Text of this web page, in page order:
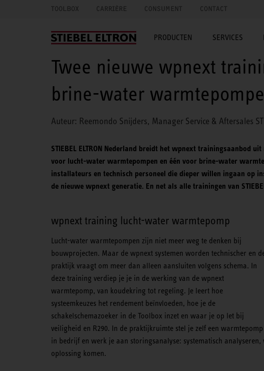
TOOLBOX CARRIÈRE CONSUMENT CONTACT
PRODUCTEN SERVICES
Twee nieuwe wpnext
brine-water
Auteur: Reemondo Snijders, Manager Service & Aftersales
STIEBEL ELTRON Nederland breidt het wpnext trainingsaanbod
voor lucht-water warmtepompen en één voor brine-water
installateurs en technisch personeel die dieper willen ingaan op
de nieuwe wpnext generatie. En net als alle trainingen van
wpnext training lucht-water warmtepomp
Lucht-water warmtepompen zijn niet meer weg te denken bij
bouwprojecten. Maar de wpnext systemen worden technischer en
praktijk vraagt om meer dan alleen aansluiten volgens schema. In
deze training verdiep je je in de werking van de wpnext
warmtepomp, van koudekring tot regeling. Je leert hoe
systeemkeuzes het rendement beïnvloeden, hoe je de
schakelschemazoeker in de Toolbox inzet en waar je op let bij
veiligheid en R290. In de praktijkruimte stel je zelf een warmtepomp
in bedrijf en werk je aan storingsanalyse: systematisch
oplossing komen.